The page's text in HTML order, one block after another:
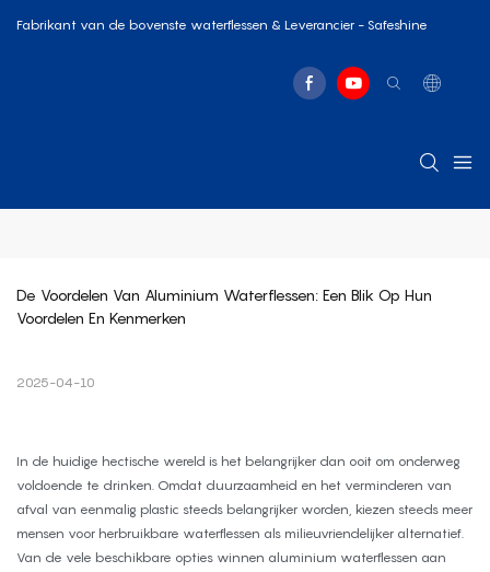
Fabrikant van de bovenste waterflessen & Leverancier - Safeshine
De Voordelen Van Aluminium Waterflessen: Een Blik Op Hun
Voordelen En Kenmerken
2025-04-10
In de huidige hectische wereld is het belangrijker dan ooit om onderweg
voldoende te drinken. Omdat duurzaamheid en het verminderen van
afval van eenmalig plastic steeds belangrijker worden, kiezen steeds meer
mensen voor herbruikbare waterflessen als milieuvriendelijker alternatief.
Van de vele beschikbare opties winnen aluminium waterflessen aan